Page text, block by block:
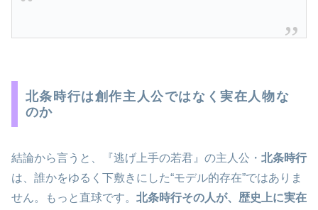
北条時行は創作主人公ではなく実在人物な
のか
結論から言うと、『逃げ上手の若君』の主人公・ 北条時行
は、誰かをゆるく下敷きにした“モデル的存在”ではありま
せん。もっと直球です。 北条時行その人が、歴史上に実在